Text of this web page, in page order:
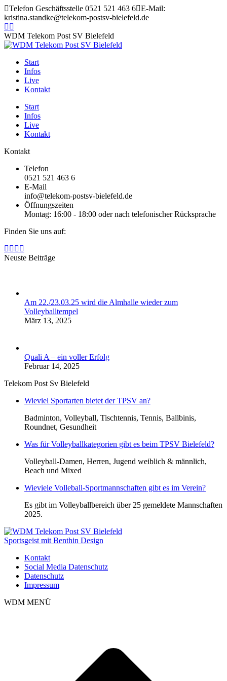
Zum
Inhalt
springen
Telefon Geschäftsstelle 0521 521 463 6 E-Mail:
kristina.standke@telekom-postsv-bielefeld.de
Instagram
page
opens
new
window
page
opens
new
window
WDM Telekom Post SV Bielefeld
Start
Infos
Live
Kontakt
Start
Infos
Live
Kontakt
Kontakt
Telefon
0521 521 463 6
E-Mail
info@telekom-postsv-bielefeld.de
Öffnungszeiten
Montag: 16:00 - 18:00 oder nach telefonischer Rücksprache
Finden Sie uns auf:
YouTube
page
window
Instagram
page
window
E-
Mail
window
page
Neuste Beiträge
Am 22./23.03.25 wird die Almhalle wieder zum
Volleyballtempel
März 13, 2025
Quali A – ein voller Erfolg
Februar 14, 2025
Telekom Post Sv Bielefeld
Wieviel Sportarten bietet der TPSV an?
Badminton, Volleyball, Tischtennis, Tennis, Ballbinis,
Roundnet, Gesundheit
Was für Volleyballkategorien gibt es beim TPSV Bielefeld?
Volleyball-Damen, Herren, Jugend weiblich & männlich,
Beach und Mixed
Wieviele Volleball-Sportmannschaften gibt es im Verein?
Es gibt im Volleyballbereich über 25 gemeldete Mannschaften
2025.
Sportsgeist mit Benthin Design
Kontakt
Social Media Datenschutz
Datenschutz
Impressum
WDM MENÜ